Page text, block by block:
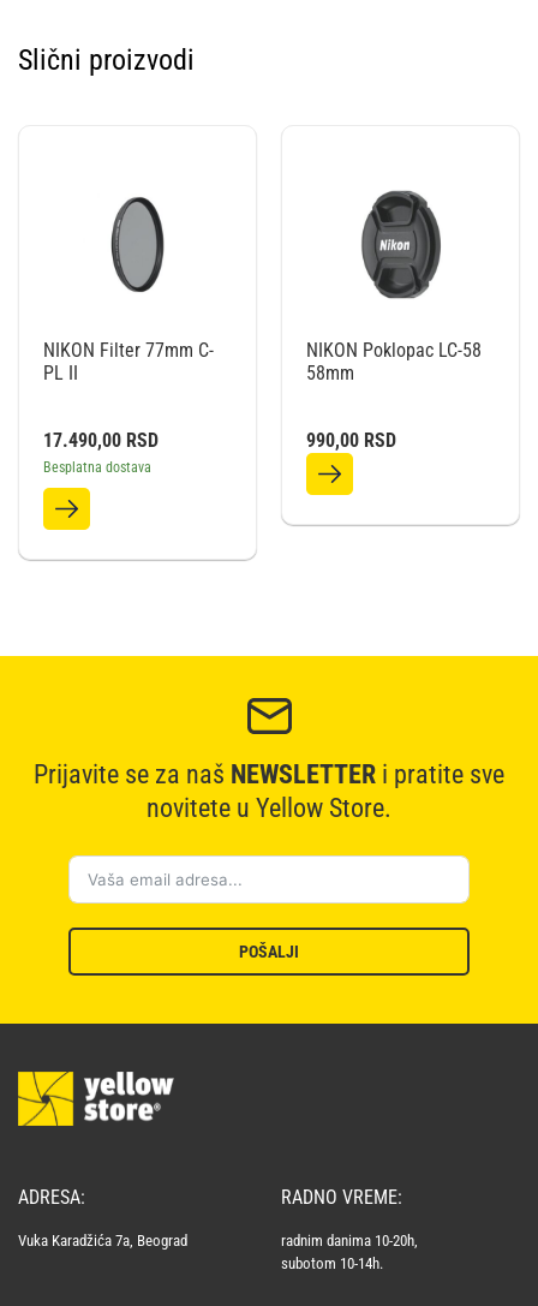
Slični proizvodi
NIKON Filter 77mm C-
PL II
17.490,00 RSD
Besplatna dostava
NIKON Poklopac LC-58
58mm
990,00 RSD
Prijavite se za naš NEWSLETTER i pratite sve
novitete u Yellow Store.
POŠALJI
ADRESA:
Vuka Karadžića 7a, Beograd
RADNO VREME:
radnim danima 10-20h,
subotom 10-14h.